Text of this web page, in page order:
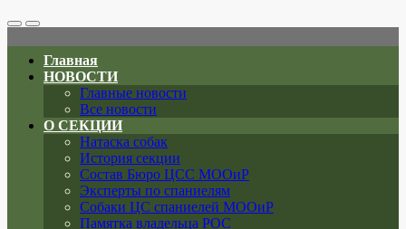
Search
Toggle
Меню
Главная
НОВОСТИ
Главные новости
Все новости
О СЕКЦИИ
Натаска собак
История секции
Состав Бюро ЦСС МООиР
Эксперты по спаниелям
Собаки ЦС спаниелей МООиР
Памятка владельца РОС